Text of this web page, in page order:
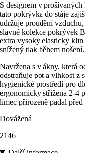
S designem v
tato pokrývka do stáje
udržuje proudění vzduchu,
slavné kolekce pokrývek
extra vysoký elastický klín
snížený tlak během nošení.
Navržena s vlákny, která
odstraňuje pot a vlhkost z
hygienické prostředí pro
ergonomicky střižena 2-4
límec přirozeně padal
Dovážená
2146